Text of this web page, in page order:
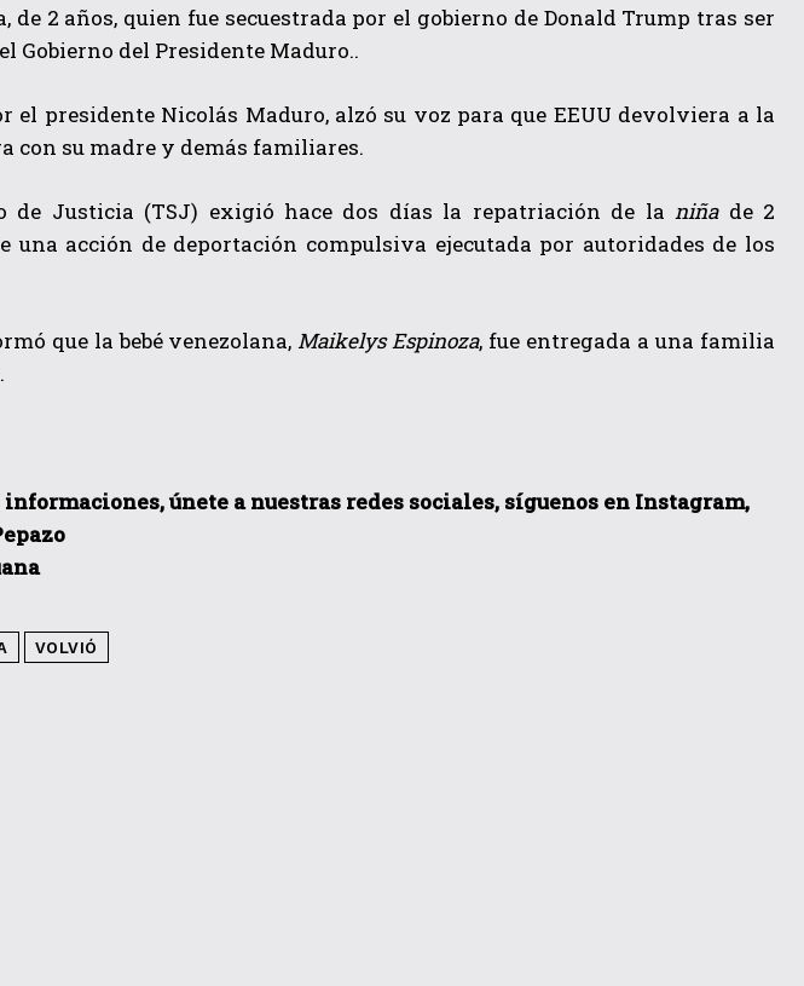
2 años, quien fue secuestrada por el gobierno de Donald Trump tras ser
Gobierno del Presidente Maduro..
el presidente Nicolás Maduro, alzó su voz para que EEUU devolviera a la
con su madre y demás familiares.
de Justicia (TSJ) exigió hace dos días la repatriación de la niñade 2
una acción de deportación compulsiva ejecutada por autoridades de los
que la bebé venezolana, Maikelys Espinoza, fue entregada a una familia
únete a nuestras redes sociales, síguenos en Instagram,
VOLVIÓ